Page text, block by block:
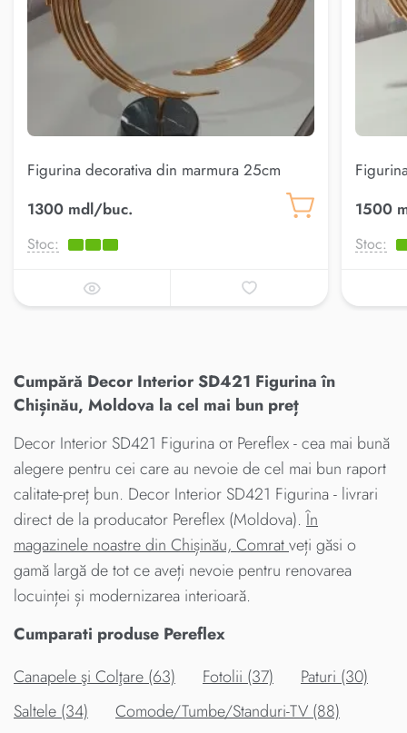
Figurina decorativa din marmura 25cm
1300 mdl/buc.
Stoc:
1500
Stoc:
Cumpără Decor Interior SD421 Figurina în
Chișinău, Moldova la cel mai bun preț
Decor Interior SD421 Figurina от Pereflex - cea mai bună
alegere pentru cei care au nevoie de cel mai bun raport
calitate-preț bun. Decor Interior SD421 Figurina - livrari
direct de la producator Pereflex (Moldova).În
magazinele noastre din Chișinău, Comratveți găsi o
gamă largă de tot ce aveți nevoie pentru renovarea
locuinței și modernizarea interioară.
Cumparati produse Pereflex
Canapele şi Colţare (63)
Fotolii (37)
Paturi (30)
Saltele (34)
Comode/Tumbe/Standuri-TV (88)